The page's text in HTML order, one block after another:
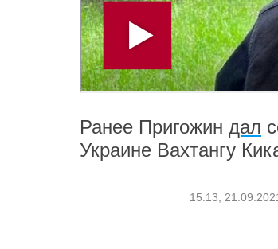
Ранее Пригожин дал
Украине Вахтангу
15:13,